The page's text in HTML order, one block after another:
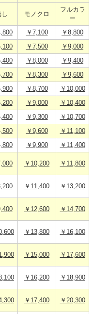
モノクロ
フルカラ
ー
￥7,100 ￥8,800
￥7,500 ￥9,000
￥8,000 ￥9,400
￥8,300 ￥9,600
￥8,700 ￥10,000
￥9,000 ￥10,400
￥9,300 ￥10,700
￥9,600 ￥11,100
￥9,900 ￥11,400
￥10,200 ￥11,800
￥11,400 ￥13,200
￥12,600 ￥14,700
￥13,800 ￥16,100
￥15,000 ￥17,600
￥16,200 ￥18,900
￥17,400 ￥20,300